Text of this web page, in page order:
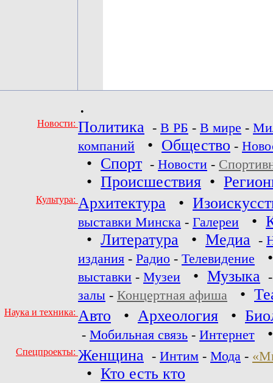
•
Новости: Политика - В РБ - В мире -
компаний
• Общество -
• Спорт - Новости -
• Происшествия •
Культура: Архитектура •
выставки Минска - Галереи •
• Литература • Медиа -
издания - Радио - Телевидение
выставки - Музеи • Музыка
залы - Концертная афиша •
Наука и техника: Авто • Археология •
- Мобильная связь - Интернет
Спецпроекты: Женщина - Интим - Мода -
• Кто есть кто